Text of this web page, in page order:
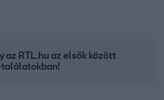
az RTL.hu az elsők között
találatokban!